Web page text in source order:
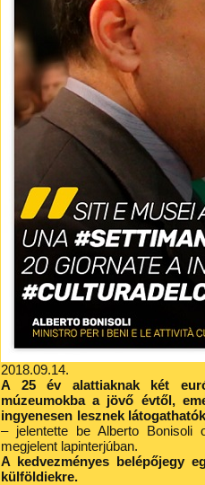
2018.09.14.
A 25 év alattiaknak két
múzeumokba a jövő évtől,
ingyenesen lesznek
– jelentette be Alberto Bonisoli
megjelent lapinterjúban.
A kedvezményes belépőjegy
külföldiekre.